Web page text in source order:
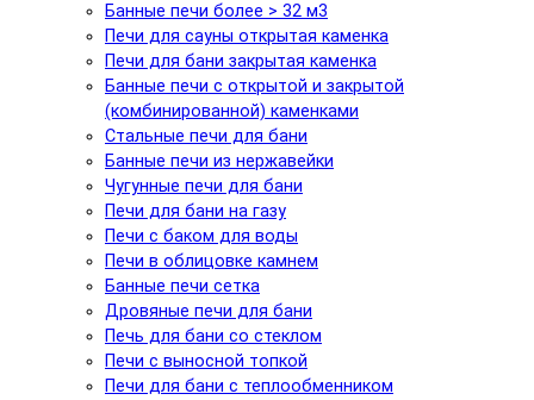
Банные печи более > 32 м3
Печи для сауны открытая каменка
Печи для бани закрытая каменка
Банные печи с открытой и закрытой
(комбинированной) каменками
Стальные печи для бани
Банные печи из нержавейки
Чугунные печи для бани
Печи для бани на газу
Печи с баком для воды
Печи в облицовке камнем
Банные печи сетка
Дровяные печи для бани
Печь для бани со стеклом
Печи с выносной топкой
Печи для бани с теплообменником